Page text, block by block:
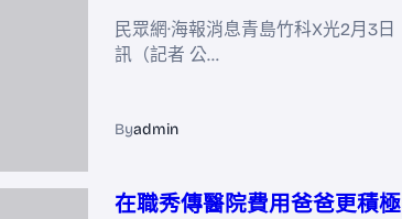
民眾網·海報消息青島竹科X光2月3日
訊（記者 公…
Byadmin
在職秀傳醫院費用爸爸更積極